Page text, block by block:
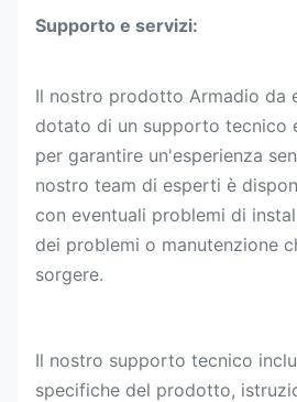
Supporto e servizi:
Il nostro prodotto Armadio da
dotato di un supporto tecnico
per garantire un'esperienza
nostro team di esperti è
con eventuali problemi di
dei problemi o manutenzione
sorgere.
Il nostro supporto tecnico
specifiche del prodotto,